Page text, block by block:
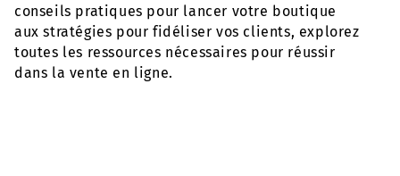
conseils pratiques pour lancer votre boutique
aux stratégies pour fidéliser vos clients, explorez
toutes les ressources nécessaires pour réussir
dans la vente en ligne.